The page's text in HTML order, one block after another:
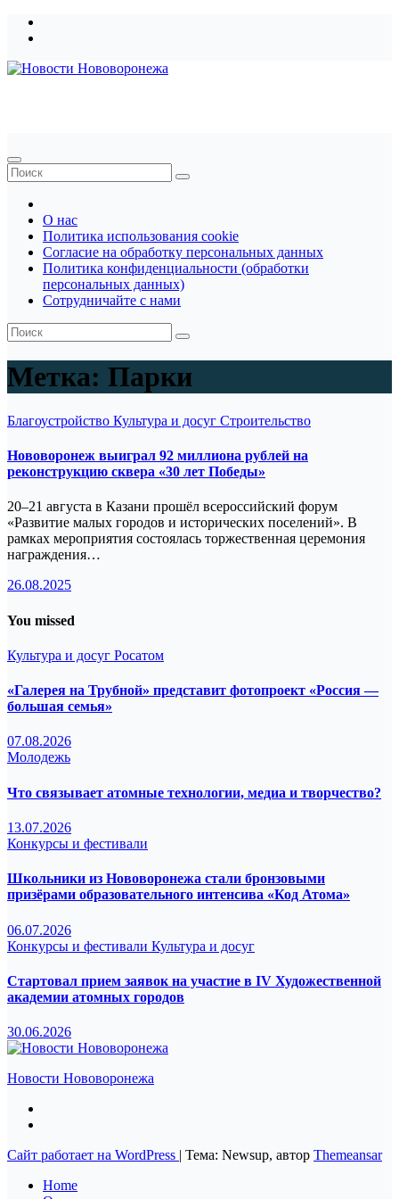
Перейти
О нас
Политика использования cookie
Согласие на обработку персональных данных
Политика конфиденциальности (обработки
персональных данных)
Сотрудничайте с нами
Метка: Парки
Благоустройство Культура и досуг Строительство
Нововоронеж выиграл 92 миллиона рублей на
реконструкцию сквера «30 лет Победы»
20–21 августа в Казани прошёл всероссийский форум
«Развитие малых городов и исторических поселений». В
рамках мероприятия состоялась торжественная церемония
награждения…
26.08.2025
You missed
Культура и досуг Росатом
«Галерея на Трубной» представит фотопроект «Россия —
большая семья»
07.08.2026
Молодежь
Что связывает атомные технологии, медиа и творчество?
13.07.2026
Конкурсы и фестивали
Школьники из Нововоронежа стали бронзовыми
призёрами образовательного интенсива «Код Атома»
06.07.2026
Конкурсы и фестивали Культура и досуг
Стартовал прием заявок на участие в IV Художественной
академии атомных городов
30.06.2026
Новости Нововоронежа
Сайт работает на WordPress | Тема: Newsup, автор Themeansar
Home